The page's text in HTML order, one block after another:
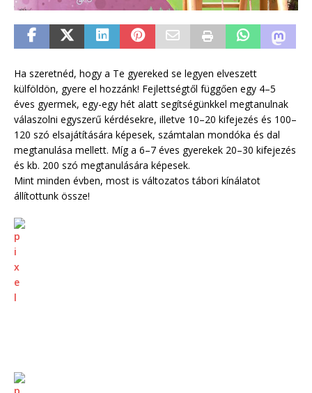
Ha szeretnéd, hogy a Te gyereked se legyen elveszett
külföldön, gyere el hozzánk! Fejlettségtől függően egy 4–5
éves gyermek, egy-egy hét alatt segítségünkkel megtanulnak
válaszolni egyszerű kérdésekre, illetve 10–20 kifejezés és 100–
120 szó elsajátítására képesek, számtalan mondóka és dal
megtanulása mellett. Míg a 6–7 éves gyerekek 20–30 kifejezés
és kb. 200 szó megtanulására képesek.
Mint minden évben, most is változatos tábori kínálatot
állítottunk össze!